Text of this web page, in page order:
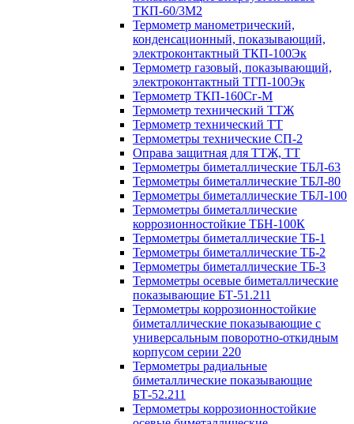
ТКП-60/3М2
Термометр манометрический,
конденсационный, показывающий,
электроконтактный ТКП-100Эк
Термометр газовый, показывающий,
электроконтактный ТГП-100Эк
Термометр ТКП-160Сг-М
Термометр технический ТТЖ
Термометр технический ТТ
Термометры технические СП-2
Оправа защитная для ТТЖ, ТТ
Термометры биметаллические ТБЛ-63
Термометры биметаллические ТБЛ-80
Термометры биметаллические ТБЛ-100
Термометры биметаллические
коррозионностойкие ТБН-100К
Термометры биметаллические ТБ-1
Термометры биметаллические ТБ-2
Термометры биметаллические ТБ-3
Термометры осевые биметаллические
показывающие БТ-51.211
Термометры коррозионностойкие
биметаллические показывающие с
универсальным поворотно-откидным
корпусом серии 220
Термометры радиальные
биметаллические показывающие
БТ-52.211
Термометры коррозионностойкие